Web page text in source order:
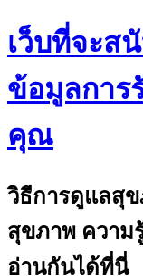
เว็บที่จะส
ข้อมูลการ
คุณ
วิธีการดูแลสุข
สุขภาพ ความ
อ่านกันได้ที่นี่